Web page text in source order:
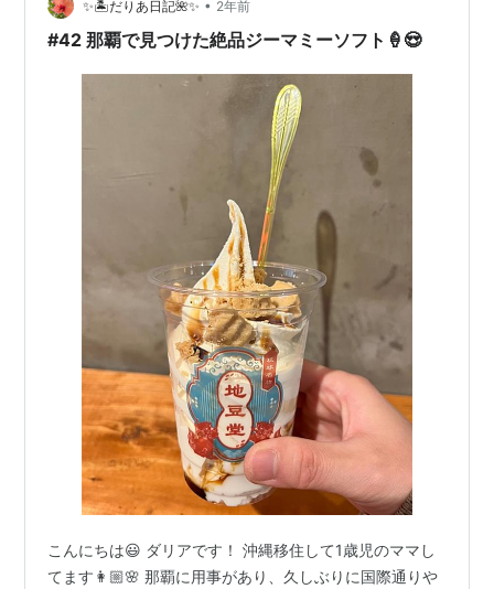
✨🏝️だりあ日記🌺✨ • 2年前
#42 那覇で見つけた絶品ジーマミーソフト🍦😍
こんにちは😃 ダリアです！ 沖縄移住して1歳児のママし
てます👩🏼🌸 那覇に用事があり、久しぶりに国際通りや